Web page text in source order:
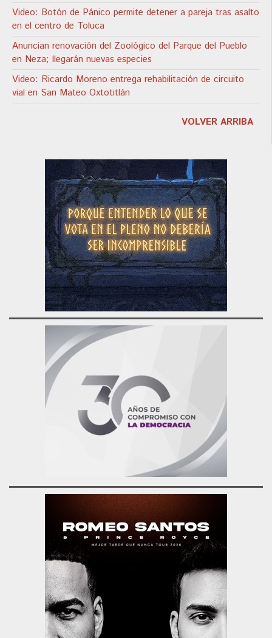
Video: Botón de Pánico permite detener a pareja tras asalto
en el centro de Toluca
Anuncian renovación del Zoológico del Parque del Pueblo
en Neza; llegarán nuevas especies
Video: Ricardo Moreno entrega rehabilitación de circuito
vial en San Mateo Oxtotitlán
VOLVER ARRIBA